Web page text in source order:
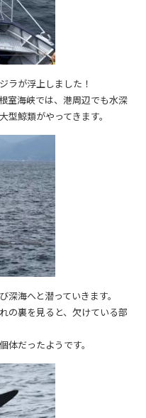
ラが浮上しました！
室海峡では、港周辺でも水深
鯨類がやってきます。
海へと潜っていきます。
の裏を見ると、欠けている部
体だったようです。